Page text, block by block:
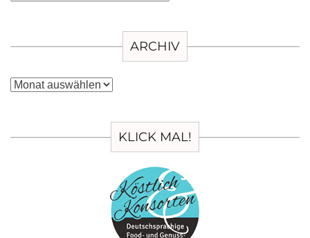
ARCHIV
Archiv
KLICK MAL!